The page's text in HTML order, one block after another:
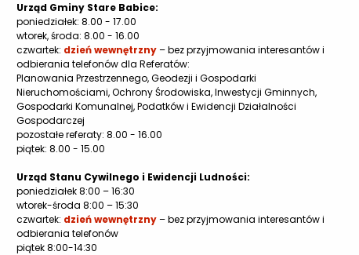
Urząd Gminy Stare Babice:
poniedziałek: 8.00 - 17.00
wtorek, środa: 8.00 - 16.00
czwartek: dzień wewnętrzny– bez przyjmowania interesantów i
odbierania telefonów dla Referatów:
Planowania Przestrzennego, Geodezji i Gospodarki
Nieruchomościami, Ochrony Środowiska, Inwestycji Gminnych,
Gospodarki Komunalnej, Podatków i Ewidencji Działalności
Gospodarczej
pozostałe referaty: 8.00 - 16.00
piątek: 8.00 - 15.00
Urząd Stanu Cywilnego i Ewidencji Ludności:
poniedziałek 8:00 – 16:30
wtorek-środa 8:00 – 15:30
czwartek: dzień wewnętrzny– bez przyjmowania interesantów i
odbierania telefonów
piątek 8:00-14:30